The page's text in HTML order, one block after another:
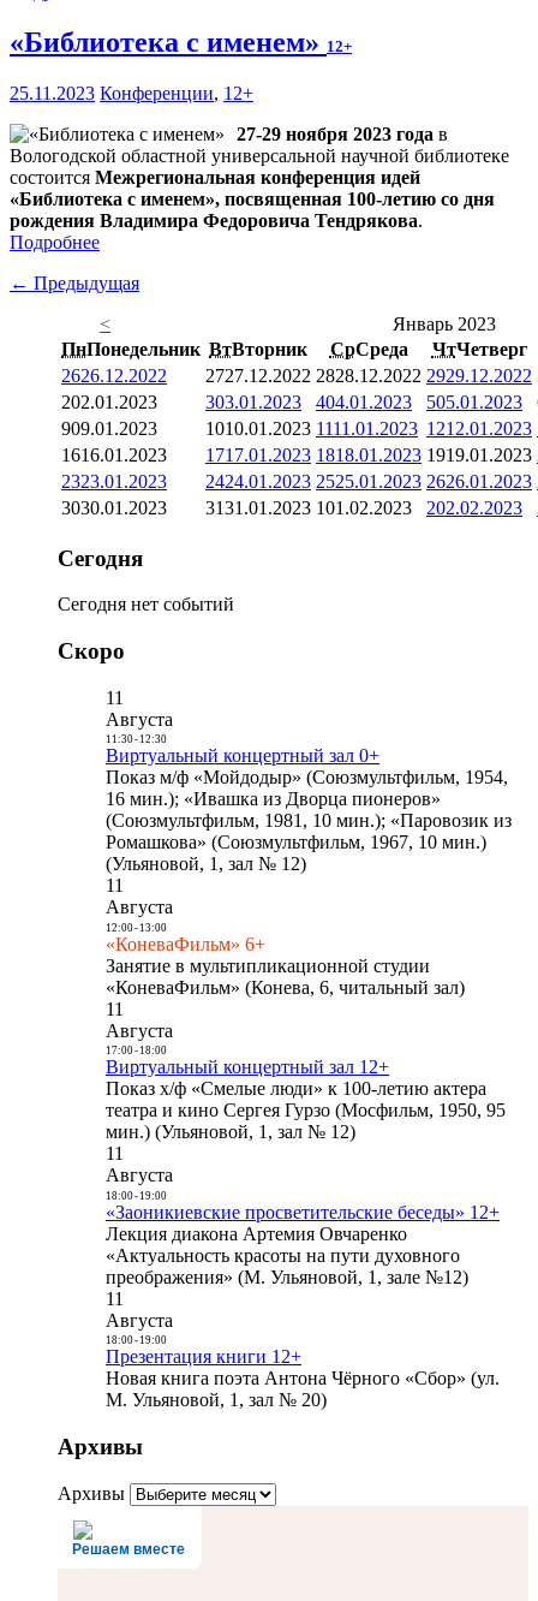
«Библиотека с именем» 12+
25.11.2023 Конференции, 12+
27-29 ноября 2023 года в
Вологодской областной универсальной научной библиотеке
состоится Межрегиональная конференция идей
«Библиотека с именем», посвященная 100-летию со дня
рождения Владимира Федоровича Тендрякова.
Подробнее
← Предыдущая
<
Январь 2023
ПнПонедельник ВтВторник СрСреда ЧтЧетверг
2626.12.2022 2727.12.2022 2828.12.2022 2929.12.2022
202.01.2023 303.01.2023 404.01.2023 505.01.2023
909.01.2023 1010.01.2023 1111.01.2023 1212.01.2023
1616.01.2023 1717.01.2023 1818.01.2023 1919.01.2023
2323.01.2023 2424.01.2023 2525.01.2023 2626.01.2023
3030.01.2023 3131.01.2023 101.02.2023 202.02.2023
Сегодня
Сегодня нет событий
Скоро
11
Августа
11:30- 12:30
Виртуальный концертный зал 0+
Показ м/ф «Мойдодыр» (Союзмультфильм, 1954,
16 мин.); «Ивашка из Дворца пионеров»
(Союзмультфильм, 1981, 10 мин.); «Паровозик из
Ромашкова» (Союзмультфильм, 1967, 10 мин.)
(Ульяновой, 1, зал № 12)
11
Августа
12:00- 13:00
«КоневаФильм» 6+
Занятие в мультипликационной студии
«КоневаФильм» (Конева, 6, читальный зал)
11
Августа
17:00- 18:00
Виртуальный концертный зал 12+
Показ х/ф «Смелые люди» к 100-летию актера
театра и кино Сергея Гурзо (Мосфильм, 1950, 95
мин.) (Ульяновой, 1, зал № 12)
11
Августа
18:00- 19:00
«Заоникиевские просветительские беседы» 12+
Лекция диакона Артемия Овчаренко
«Актуальность красоты на пути духовного
преображения» (М. Ульяновой, 1, зале №12)
11
Августа
18:00- 19:00
Презентация книги 12+
Новая книга поэта Антона Чёрного «Сбор» (ул.
М. Ульяновой, 1, зал № 20)
Архивы
Архивы
Решаем вместе